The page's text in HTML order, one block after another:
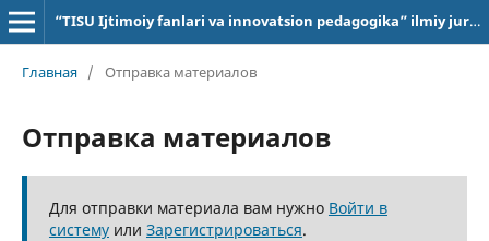
“TISU Ijtimoiy fanlari va innovatsion pedagogika” ilmiy jurnali
Главная / Отправка материалов
Отправка материалов
Для отправки материала вам нужно Войти в
системуили Зарегистрироваться.